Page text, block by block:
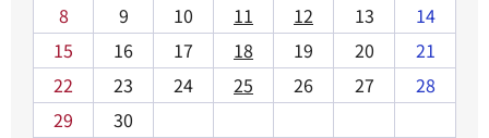
8
9 10 11 12 13
14
15
16 17 18 19 20
21
22
23 24 25 26 27
28
29
30